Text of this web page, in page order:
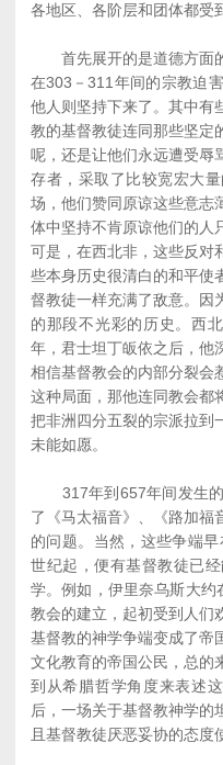
各地区、各阶层和团体都受
首先展开的是道德方面的
在303－311年间的宗教迫
他人则坚持下来了。其中有
教的基督教徒连同那些坚定
呢，还是让他们永远遭受辱
存者，采取了比较宽宏大
场，他们赞同原谅这些意志
体中坚持不肯原谅他们的人
可是，在西北非，这些反对
些本身历史很清白的和平使
督教徒一样充满了敌意。因
的那段不光彩的历史。西
年，君士坦丁皈依之后，他
相信基督教会的内部分裂会
这种局面，那他连同教会都
把非洲四分五裂的宗派拉到
未能如愿。
317年到657年间发生的
了《马太福音》、《路加福
的问题。当然，这些争端
世纪起，便有基督教徒已
学。例如，伊里奈乌斯大
教会的建立，起初受到人们
基督教的神学争端变成了帝
文化教育的帝国公民，总的
到从希腊哲学角度来表述
后，一场关于基督教神学的
且基督教徒厌恶妥协的态度